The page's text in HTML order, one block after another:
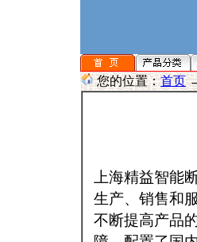
您的位置：首页
上海精益智能
生产、销售和
不断提高产品